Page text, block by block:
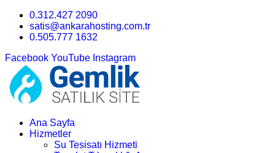
0.312.427 2090
satis@ankarahosting.com.tr
0.505.777 1632
Facebook YouTube Instagram
Ana Sayfa
Hizmetler
Su Tesisatı Hizmeti